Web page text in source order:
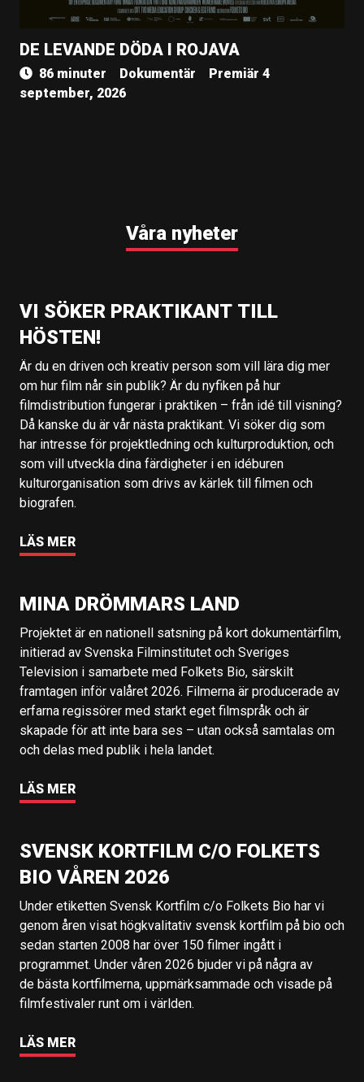
DE LEVANDE DÖDA I ROJAVA
86 minuter Dokumentär
Premiär 4
september, 2026
Våra nyheter
VI SÖKER PRAKTIKANT TILL
HÖSTEN!
Är du en driven och kreativ person som vill lära dig mer
om hur film når sin publik? Är du nyfiken på hur
filmdistribution fungerar i praktiken – från idé till visning?
Då kanske du är vår nästa praktikant. Vi söker dig som
har intresse för projektledning och kulturproduktion, och
som vill utveckla dina färdigheter i en idéburen
kulturorganisation som drivs av kärlek till filmen och
biografen.
LÄS MER
MINA DRÖMMARS LAND
Projektet är en nationell satsning på kort dokumentärfilm,
initierad av Svenska Filminstitutet och Sveriges
Television i samarbete med Folkets Bio, särskilt
framtagen inför valåret 2026. Filmerna är producerade av
erfarna regissörer med starkt eget filmspråk och är
skapade för att inte bara ses – utan också samtalas om
och delas med publik i hela landet.
LÄS MER
SVENSK KORTFILM C/O FOLKETS
BIO VÅREN 2026
Under etiketten Svensk Kortfilm c/o Folkets Bio har vi
genom åren visat högkvalitativ svensk kortfilm på bio och
sedan starten 2008 har över 150 filmer ingått i
programmet. Under våren 2026 bjuder vi på några av
de bästa kortfilmerna, uppmärksammade och visade på
filmfestivaler runt om i världen.
LÄS MER